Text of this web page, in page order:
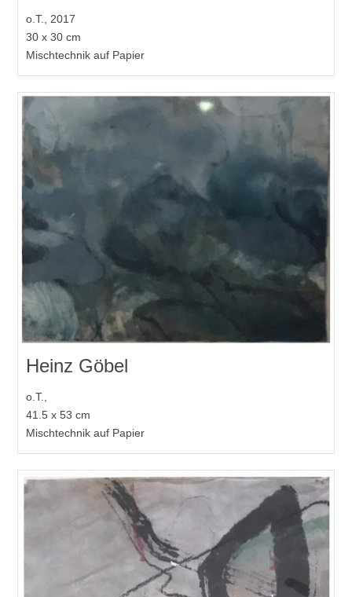
o.T., 2017
30 x 30 cm
Mischtechnik auf Papier
Heinz Göbel
o.T.,
41.5 x 53 cm
Mischtechnik auf Papier